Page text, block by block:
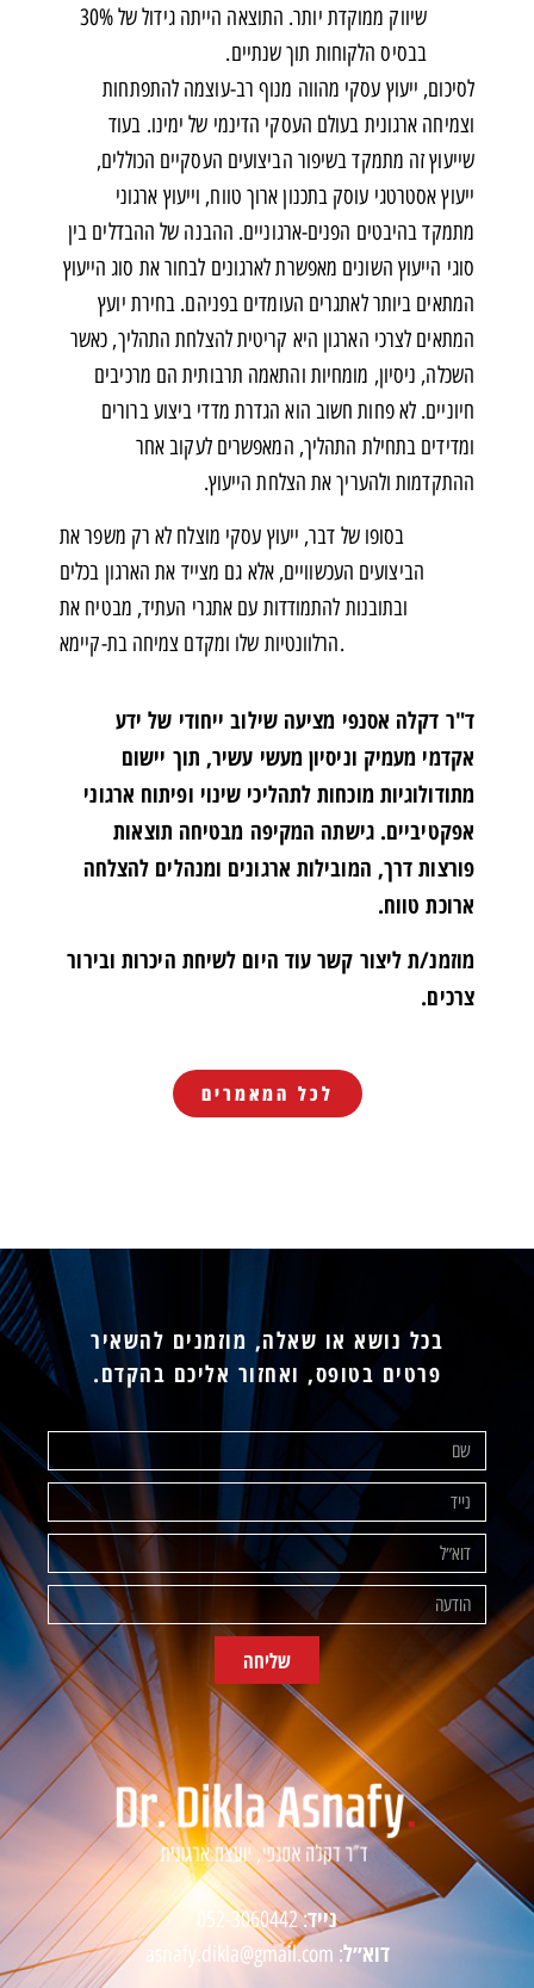
שיווק ממוקדת יותר. התוצאה הייתה גידול של 30%
בבסיס הלקוחות תוך שנתיים.
לסיכום, ייעוץ עסקי מהווה מנוף רב-עוצמה להתפתחות
וצמיחה ארגונית בעולם העסקי הדינמי של ימינו. בעוד
שייעוץ זה מתמקד בשיפור הביצועים העסקיים הכוללים,
ייעוץ אסטרטגי עוסק בתכנון ארוך טווח, וייעוץ ארגוני
מתמקד בהיבטים הפנים-ארגוניים. ההבנה של ההבדלים בין
סוגי הייעוץ השונים מאפשרת לארגונים לבחור את סוג הייעוץ
המתאים ביותר לאתגרים העומדים בפניהם. בחירת יועץ
המתאים לצרכי הארגון היא קריטית להצלחת התהליך, כאשר
השכלה, ניסיון, מומחיות והתאמה תרבותית הם מרכיבים
חיוניים. לא פחות חשוב הוא הגדרת מדדי ביצוע ברורים
ומדידים בתחילת התהליך, המאפשרים לעקוב אחר
ההתקדמות ולהעריך את הצלחת הייעוץ.
בסופו של דבר, ייעוץ עסקי מוצלח לא רק משפר את
הביצועים העכשוויים, אלא גם מצייד את הארגון בכלים
ובתובנות להתמודדות עם אתגרי העתיד, מבטיח את
הרלוונטיות שלו ומקדם צמיחה בת-קיימא.
ד"ר דקלה אסנפי מציעה שילוב ייחודי של ידע
אקדמי מעמיק וניסיון מעשי עשיר, תוך יישום
מתודולוגיות מוכחות לתהליכי שינוי ופיתוח ארגוני
אפקטיביים. גישתה המקיפה מבטיחה תוצאות
פורצות דרך, המובילות ארגונים ומנהלים להצלחה
ארוכת טווח.
מוזמנ/ת ליצור קשר עוד היום לשיחת היכרות ובירור
צרכים.
לכל המאמרים
נייד:
052-3060442
דוא״ל:
asnafy.dikla@gmail.com
בכל נושא או שאלה, מוזמנים להשאיר
פרטים בטופס, ואחזור אליכם בהקדם.
שליחה